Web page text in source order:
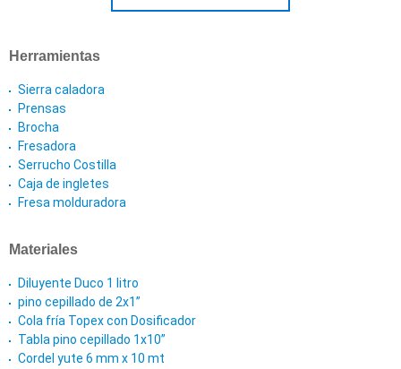
Herramientas
Sierra caladora
Prensas
Brocha
Fresadora
Serrucho Costilla
Caja de ingletes
Fresa molduradora
Materiales
Diluyente Duco 1 litro
pino cepillado de 2x1”
Cola fría Topex con Dosificador
Tabla pino cepillado 1x10”
Cordel yute 6 mm x 10 mt